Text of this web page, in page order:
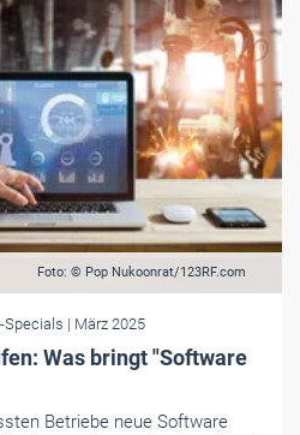
Foto: © Pop Nukoonrat/123RF.com
Specials | März 2025
Was bringt "Software
Betriebe neue Software